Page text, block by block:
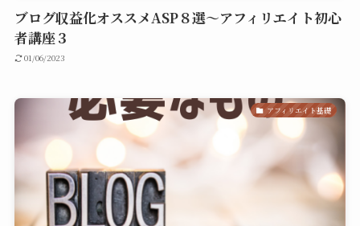
ブログ収益化オススメASP８選～アフィリエイト初心
者講座３
01/06/2023
アフィリエイト基礎